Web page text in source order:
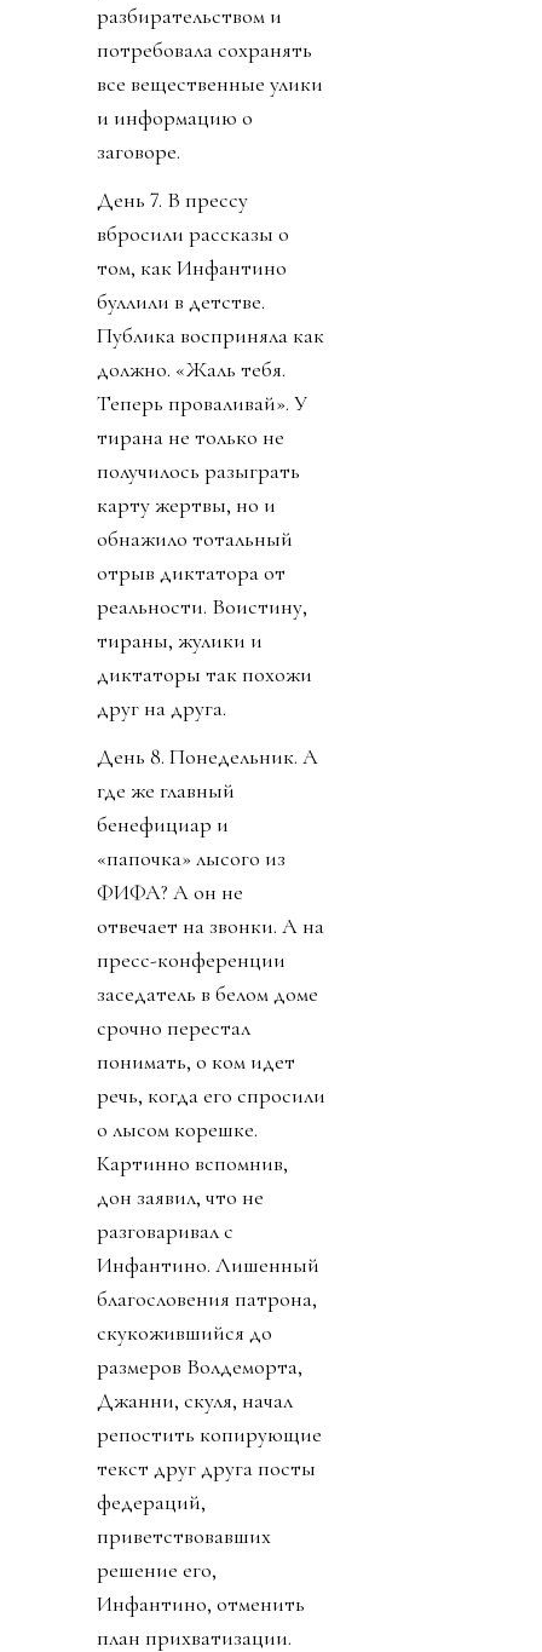
разбирательством и
потребовала сохранять
все вещественные улики
и информацию о
заговоре.
День 7. В прессу
вбросили рассказы о
том, как Инфантино
буллили в детстве.
Публика восприняла как
должно. «Жаль тебя.
Теперь проваливай». У
тирана не только не
получилось разыграть
карту жертвы, но и
обнажило тотальный
отрыв диктатора от
реальности. Воистину,
тираны, жулики и
диктаторы так похожи
друг на друга.
День 8. Понедельник. А
где же главный
бенефициар и
«папочка» лысого из
ФИФА? А он не
отвечает на звонки. А на
пресс-конференции
заседатель в белом доме
срочно перестал
понимать, о ком идет
речь, когда его спросили
о лысом корешке.
Картинно вспомнив,
дон заявил, что не
разговаривал с
Инфантино. Лишенный
благословения патрона,
скукожившийся до
размеров Волдеморта,
Джанни, скуля, начал
репостить копирующие
текст друг друга посты
федераций,
приветствовавших
решение его,
Инфантино, отменить
план прихватизации.